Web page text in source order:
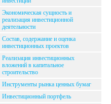
Экономическая сущность и
реализация инвестиционной
деятельности
Состав, содержание и оценка
инвестиционных проектов
Реализация инвестиционных
вложений в капитальное
строительство
Инструменты рынка ценных бумаг
Инвестиционный портфель